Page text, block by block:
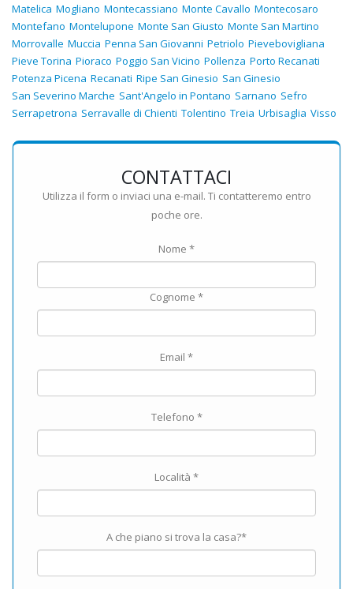
Matelica Mogliano Montecassiano Monte Cavallo Montecosaro
Montefano Montelupone Monte San Giusto Monte San Martino
Morrovalle Muccia Penna San Giovanni Petriolo Pievebovigliana
Pieve Torina Pioraco Poggio San Vicino Pollenza Porto Recanati
Potenza Picena Recanati Ripe San Ginesio San Ginesio
San Severino Marche Sant'Angelo in Pontano Sarnano Sefro
Serrapetrona Serravalle di Chienti Tolentino Treia Urbisaglia Visso
CONTATTACI
Utilizza il form o inviaci una e-mail. Ti contatteremo entro
poche ore.
Nome *
Cognome *
Email *
Telefono *
Località *
A che piano si trova la casa?*